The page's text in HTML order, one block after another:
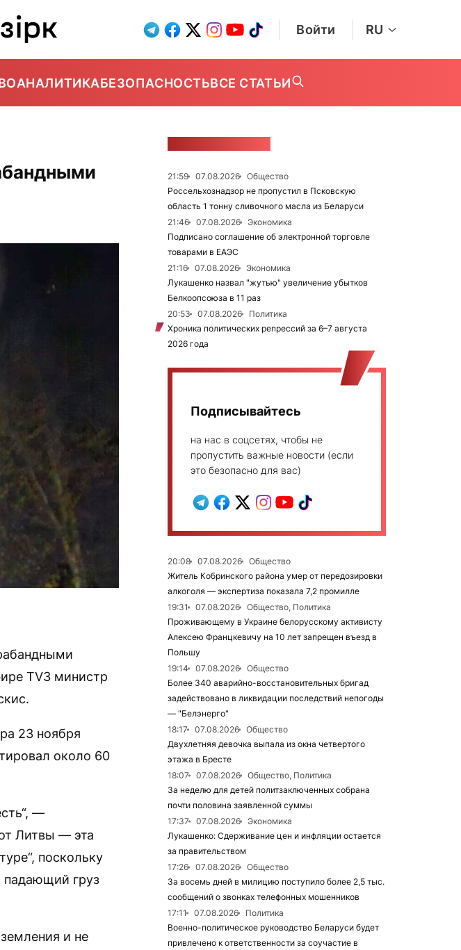
Войти RU
АНАЛИТИКАБЕЗОПАСНОСТЬВСЕ СТАТЬИ
TV3 министр
23 ноября
около 60
—
Литвы — эта
поскольку
падающий груз
и не
21:59 07.08.2026
Общество
Россельхознадзор не пропустил в Псковскую
область 1 тонну сливочного масла из Беларуси
21:46
07.08.2026
Экономика
Подписано соглашение об электронной торговле
товарами в ЕАЭС
21:16
07.08.2026
Экономика
Лукашенко назвал "жутью" увеличение убытков
Белкоопсоюза в 11 раз
20:53
07.08.2026
Политика
Хроника политических репрессий за 6–7 августа
2026 года
Подписывайтесь
на нас в соцсетях, чтобы не
пропустить важные новости (если
это безопасно для вас)
20:08 07.08.2026
Общество
Житель Кобринского района умер от передозировки
алкоголя — экспертиза показала 7,2 промилле
19:31
07.08.2026
Общество, Политика
Проживающему в Украине белорусскому активисту
Алексею Францкевичу на 10 лет запрещен въезд в
Польшу
19:14
07.08.2026
Общество
Более 340 аварийно-восстановительных бригад
задействовано в ликвидации последствий непогоды
— "Белэнерго"
18:17
07.08.2026
Общество
Двухлетняя девочка выпала из окна четвертого
этажа в Бресте
18:07
07.08.2026
Общество, Политика
За неделю для детей политзаключенных собрана
почти половина заявленной суммы
17:37
07.08.2026
Экономика
Лукашенко: Сдерживание цен и инфляции остается
за правительством
17:26
07.08.2026
Общество
За восемь дней в милицию поступило более 2,5 тыс.
сообщений о звонках телефонных мошенников
17:11
07.08.2026
Политика
Военно-политическое руководство Беларуси будет
привлечено к ответственности за соучастие в